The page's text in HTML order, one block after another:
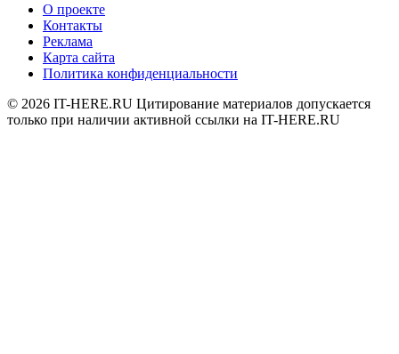
О проекте
Контакты
Реклама
Карта сайта
Политика конфиденциальности
© 2026 IT-HERE.RU Цитирование материалов допускается
только при наличии активной ссылки на IT-HERE.RU